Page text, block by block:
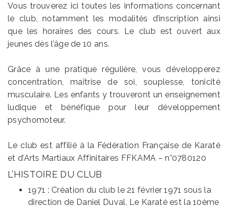
Vous trouverez ici toutes les informations concernant
le club, notamment les modalités d’inscription ainsi
que les horaires des cours. Le club est ouvert aux
jeunes dès l’âge de 10 ans.
Grâce à une pratique régulière, vous développerez
concentration, maîtrise de soi, souplesse, tonicité
musculaire. Les enfants y trouveront un enseignement
ludique et bénéfique pour leur développement
psychomoteur.
Le club est affilié à la Fédération Française de Karaté
et d’Arts Martiaux Affinitaires FFKAMA – n°0780120
L’HISTOIRE DU CLUB
1971 : Création du club le 21 février 1971 sous la
direction de Daniel Duval. Le Karaté est la 10ème